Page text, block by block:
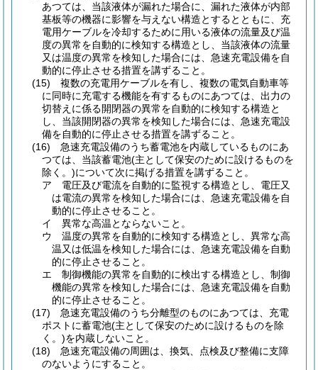
あつては、当該液体が漏れた場合に、漏れた液体が内部
基板等の機器に影響を与えない構造とするとともに、充
電用ケーブルを冷却するために用いる液体の流量及び温
度の異常を自動的に検知する構造とし、当該液体の流量
又は温度の異常を検知した場合には、急速充電設備を自
動的に停止させる措置を講ずること。
(15)
複数の充電用ケーブルを有し、複数の電気自動車等
に同時に充電する機能を有するものにあつては、出力の
切替えに係る開閉器の異常を自動的に検知する構造と
し、当該開閉器の異常を検知した場合には、急速充電設
備を自動的に停止させる措置を講ずること。
(16)
急速充電設備のうち蓄電池を内蔵しているものにあ
つては、当該蓄電池(主として保安のために設けるものを
除く。)について次に掲げる措置を講ずること。
ア
電圧及び電流を自動的に監視する構造とし、電圧又
は電流の異常を検知した場合には、急速充電設備を自
動的に停止させること。
イ
異常な高温とならないこと。
ウ
温度の異常を自動的に検知する構造とし、異常な高
温又は低温を検知した場合には、急速充電設備を自動
的に停止させること。
エ
制御機能の異常を自動的に検出する構造とし、制御
機能の異常を検知した場合には、急速充電設備を自動
的に停止させること。
(17)
急速充電設備のうち分離型のものにあつては、充電
ポストに蓄電池(主として保安のために設けるものを除
く。)を内蔵しないこと。
(18)
急速充電設備の周囲は、換気、点検及び整備に支障
のないようにすること。